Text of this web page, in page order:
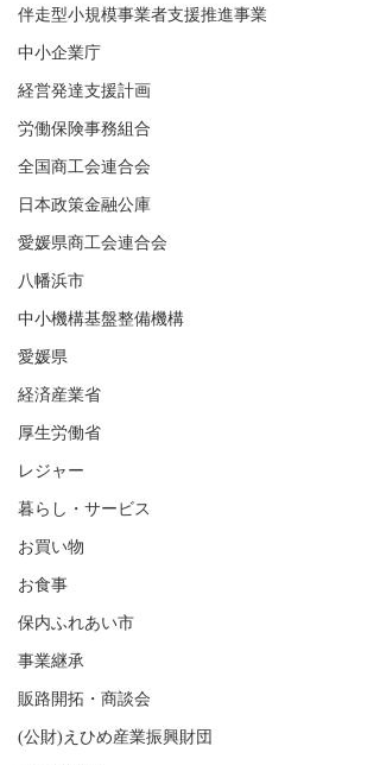
伴走型小規模事業者支援推進事業
中小企業庁
経営発達支援計画
労働保険事務組合
全国商工会連合会
日本政策金融公庫
愛媛県商工会連合会
八幡浜市
中小機構基盤整備機構
愛媛県
経済産業省
厚生労働省
レジャー
暮らし・サービス
お買い物
お食事
保内ふれあい市
事業継承
販路開拓・商談会
(公財)えひめ産業振興財団